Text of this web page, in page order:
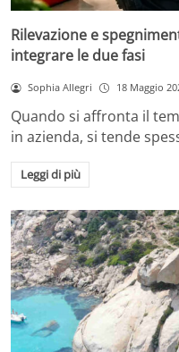
Rilevazione e
integrare le due fasi
Sophia Allegri 18 Maggio
Quando si affronta il
in azienda, si tende
Leggi di più